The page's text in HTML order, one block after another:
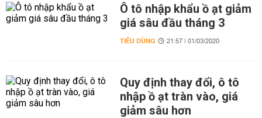
Ô tô nhập khẩu ồ ạt giảm
giá sâu đầu tháng 3
TIÊU DÙNG 21:57 | 01/03/2020
Quy định thay đổi, ô tô
nhập ồ ạt tràn vào, giá
giảm sâu hơn